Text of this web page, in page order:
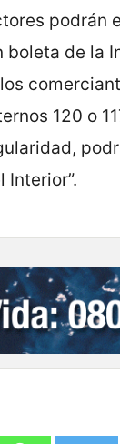
podrán
de la
120 o